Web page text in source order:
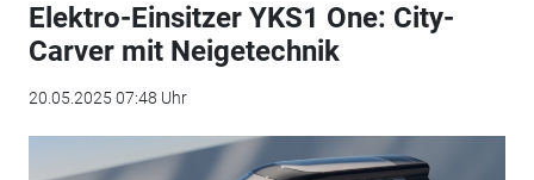
Elektro-Einsitzer YKS1 One: City-
Carver mit Neigetechnik
20.05.2025 07:48 Uhr